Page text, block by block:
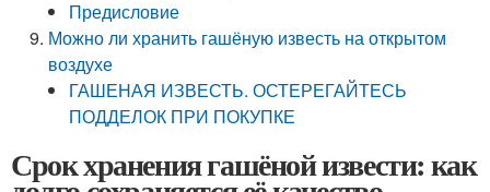
Пре­ди­сло­вие
Можно ли хранить гашёную известь на открытом
воздухе
ГАШЕНАЯ ИЗВЕСТЬ. ОСТЕРЕГАЙТЕСЬ
ПОДДЕЛОК ПРИ ПОКУПКЕ
Срок хранения гашёной извести: как